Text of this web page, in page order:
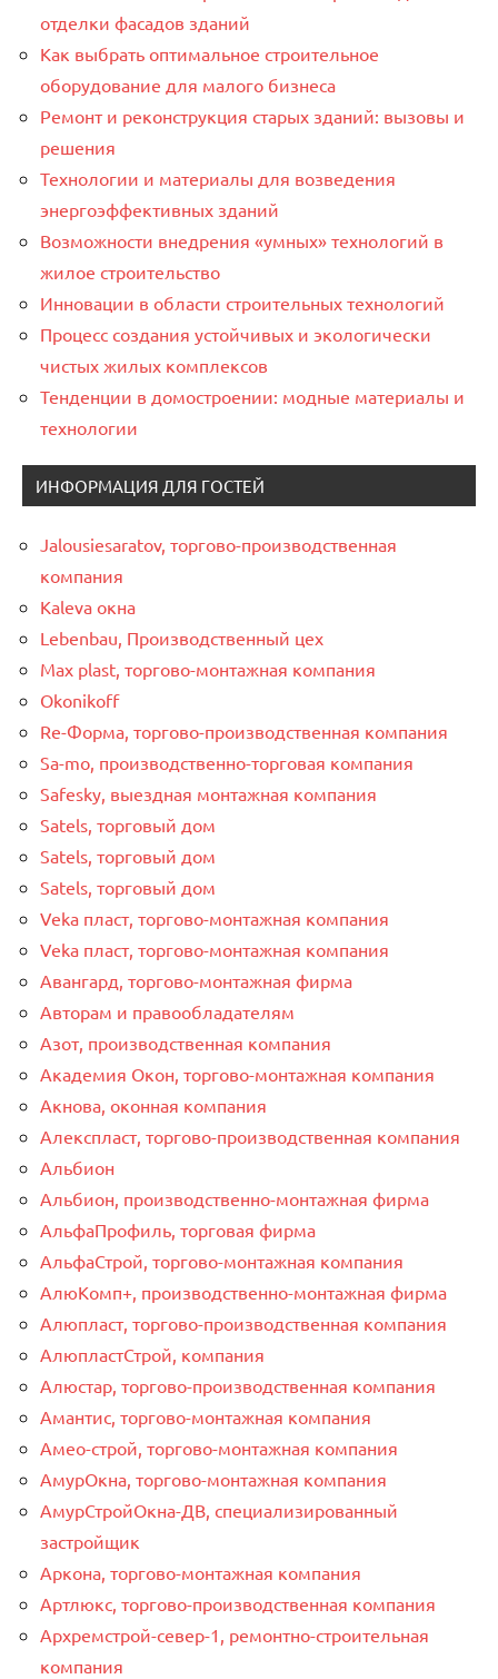
отделки фасадов зданий
Как выбрать оптимальное строительное
оборудование для малого бизнеса
Ремонт и реконструкция старых зданий: вызовы и
решения
Технологии и материалы для возведения
энергоэффективных зданий
Возможности внедрения «умных» технологий в
жилое строительство
Инновации в области строительных технологий
Процесс создания устойчивых и экологически
чистых жилых комплексов
Тенденции в домостроении: модные материалы и
технологии
ИНФОРМАЦИЯ ДЛЯ ГОСТЕЙ
Jalousiesaratov, торгово-производственная
компания
Kaleva окна
Lebenbau, Производственный цех
Max plast, торгово-монтажная компания
Okonikoff
Re-Форма, торгово-производственная компания
Sa-mo, производственно-торговая компания
Safesky, выездная монтажная компания
Satels, торговый дом
Satels, торговый дом
Satels, торговый дом
Veka пласт, торгово-монтажная компания
Veka пласт, торгово-монтажная компания
Авангард, торгово-монтажная фирма
Авторам и правообладателям
Азот, производственная компания
Академия Окон, торгово-монтажная компания
Акнова, оконная компания
Алекспласт, торгово-производственная компания
Альбион
Альбион, производственно-монтажная фирма
АльфаПрофиль, торговая фирма
АльфаСтрой, торгово-монтажная компания
АлюКомп+, производственно-монтажная фирма
Алюпласт, торгово-производственная компания
АлюпластСтрой, компания
Алюстар, торгово-производственная компания
Амантис, торгово-монтажная компания
Амео-строй, торгово-монтажная компания
АмурОкна, торгово-монтажная компания
АмурСтройОкна-ДВ, специализированный
застройщик
Аркона, торгово-монтажная компания
Артлюкс, торгово-производственная компания
Архремстрой-север-1, ремонтно-строительная
компания